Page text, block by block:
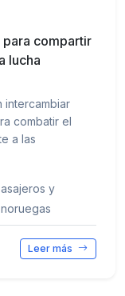
para compartir
lucha
intercambiar
combatir el
a las
y
Leer más